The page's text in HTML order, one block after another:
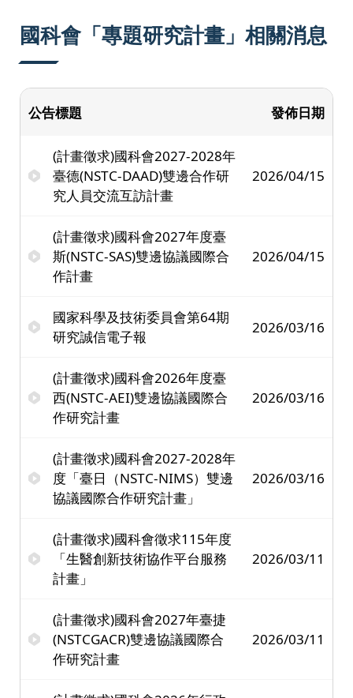
國科會「專題研究計畫」相關消息
公告標題 發佈日期
(計畫徵求)國科會2027-2028年
臺德(NSTC-DAAD)雙邊合作研
究人員交流互訪計畫
2026/04/15
(計畫徵求)國科會2027年度臺
斯(NSTC-SAS)雙邊協議國際合
作計畫
2026/04/15
國家科學及技術委員會第64期
研究誠信電子報
2026/03/16
(計畫徵求)國科會2026年度臺
西(NSTC-AEI)雙邊協議國際合
作研究計畫
2026/03/16
(計畫徵求)國科會2027-2028年
度「臺日（NSTC-NIMS）雙邊
協議國際合作研究計畫」
2026/03/16
(計畫徵求)國科會徵求115年度
「生醫創新技術協作平台服務
計畫」
2026/03/11
(計畫徵求)國科會2027年臺捷
(NSTCGACR)雙邊協議國際合
作研究計畫
2026/03/11